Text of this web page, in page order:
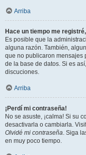
Arriba
Hace un tiempo me
Es posible que la
alguna razón. También,
que no publicaron mensajes
de la base de datos. Si es
discuciones.
Arriba
¡Perdí mi contraseña!
No se asuste, ¡calma! Si su
desactivarla o cambiarla.
Olvidé mi contraseña. Siga
en muy poco tiempo.